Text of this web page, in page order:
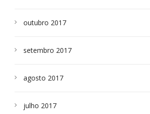
outubro 2017
setembro 2017
agosto 2017
julho 2017